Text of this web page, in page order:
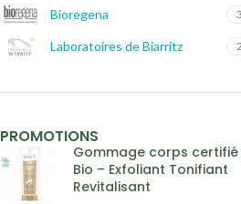
Bioregena 3
Laboratoires de Biarritz 2
PROMOTIONS
Gommage corps certifié
Bio – Exfoliant Tonifiant
Revitalisant